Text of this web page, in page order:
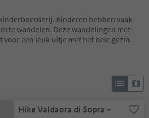
Kinderen hebben vaak
te wandelen. Deze wandelingen met
voor een leuk uitje met het hele gezin.
Hike Valdaora di Sopra –